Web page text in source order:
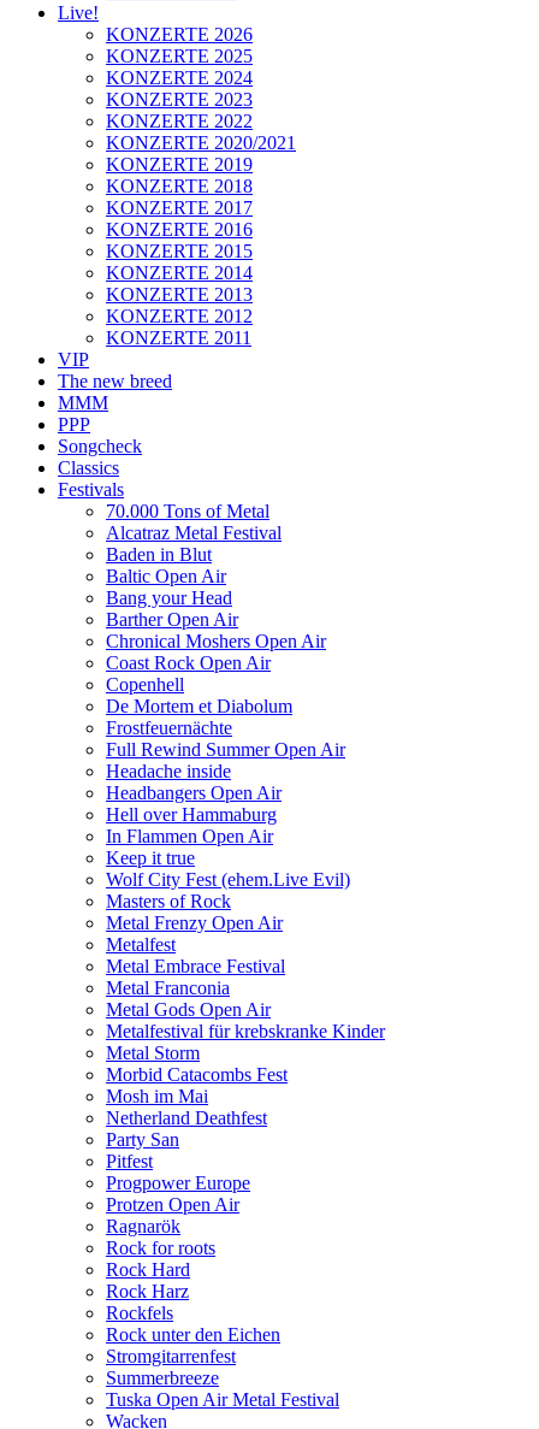
Live!
KONZERTE 2026
KONZERTE 2025
KONZERTE 2024
KONZERTE 2023
KONZERTE 2022
KONZERTE 2020/2021
KONZERTE 2019
KONZERTE 2018
KONZERTE 2017
KONZERTE 2016
KONZERTE 2015
KONZERTE 2014
KONZERTE 2013
KONZERTE 2012
KONZERTE 2011
VIP
The new breed
MMM
PPP
Songcheck
Classics
Festivals
70.000 Tons of Metal
Alcatraz Metal Festival
Baden in Blut
Baltic Open Air
Bang your Head
Barther Open Air
Chronical Moshers Open Air
Coast Rock Open Air
Copenhell
De Mortem et Diabolum
Frostfeuernächte
Full Rewind Summer Open Air
Headache inside
Headbangers Open Air
Hell over Hammaburg
In Flammen Open Air
Keep it true
Wolf City Fest (ehem.Live Evil)
Masters of Rock
Metal Frenzy Open Air
Metalfest
Metal Embrace Festival
Metal Franconia
Metal Gods Open Air
Metalfestival für krebskranke Kinder
Metal Storm
Morbid Catacombs Fest
Mosh im Mai
Netherland Deathfest
Party San
Pitfest
Progpower Europe
Protzen Open Air
Ragnarök
Rock for roots
Rock Hard
Rock Harz
Rockfels
Rock unter den Eichen
Stromgitarrenfest
Summerbreeze
Tuska Open Air Metal Festival
Wacken